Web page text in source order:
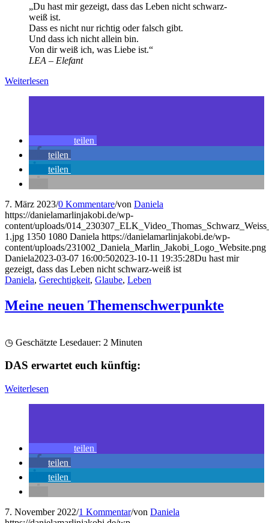
„Du hast mir gezeigt, dass das Leben nicht schwarz-
weiß ist.
Dass es nicht nur richtig oder falsch gibt.
Und dass ich nicht allein bin.
Von dir weiß ich, was Liebe ist.“
LEA – Elefant
Weiterlesen
teilen
teilen
teilen
7. März 2023/0 Kommentare/von Daniela
https://danielamarlinjakobi.de/wp-
content/uploads/
1.jpg 1350 1080 Daniela https://danielamarlinjakobi.de/wp-
content/uploads/231002_Daniela_Marlin_Jakobi_Logo_Website.png
Daniela2023-03-07 16:00:502023-10-11 19:35:28Du hast mir
gezeigt, dass das Leben nicht schwarz-weiß ist
Daniela, Gerechtigkeit, Glaube, Leben
Meine neuen Themenschwerpunkte
◷ Geschätzte Lesedauer: 2 Minuten
DAS erwartet euch künftig:
Weiterlesen
teilen
teilen
teilen
7. November 2022/1 Kommentar/von Daniela